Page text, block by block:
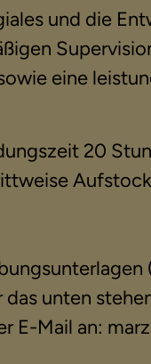
und die
eine
20
das unten
E-Mail an: